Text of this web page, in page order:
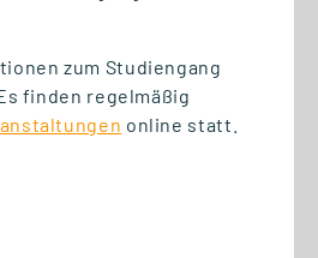
zum Studiengang
finden regelmäßig
online statt.